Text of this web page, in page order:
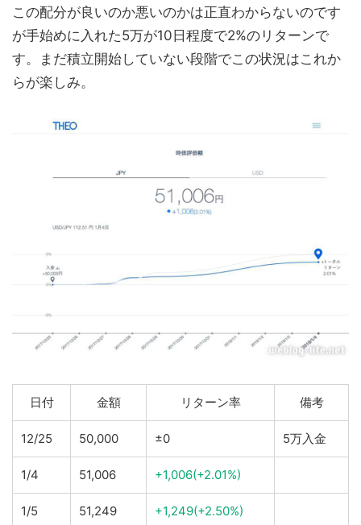
この配分が良いのか悪いのかは正直わからないのです
が手始めに入れた5万が10日程度で2%のリターンで
す。まだ積立開始していない段階でこの状況はこれか
らが楽しみ。
日付 金額 リターン率 備考
12/25 50,000 ±0 5万入金
1/4 51,006 +1,006(+2.01%)
1/5 51,249 +1,249(+2.50%)